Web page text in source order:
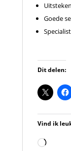
Goede
Specialist
Dit delen:
Vind ik
Aan